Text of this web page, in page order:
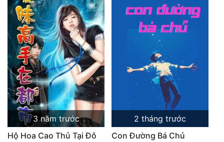
3 năm trước
Hộ Hoa Cao Thủ Tại Đô
2 tháng trước
Con Đường Bá Chủ